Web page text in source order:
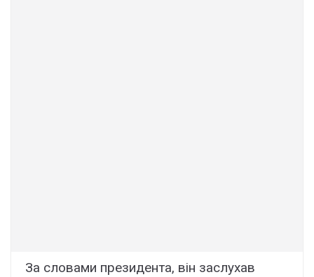
За словами президента, він заслухав